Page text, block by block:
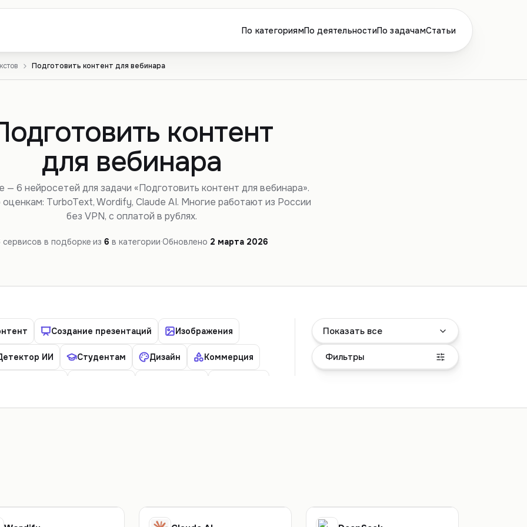
По категориямПо деятельностиПо задачамСтатьи
Подготовить контент для вебинара
контент
для вебинара
— 6 нейросетей для задачи «Подготовить контент для вебинара».
TurboText, Wordify, Claude AI. Многие работают из России
без VPN, с оплатой в рублях.
сервисов в подборке·из 6 в категории·Обновлено 2 марта 2026
Создание презентаций Изображения
ИИ Студентам Дизайн Коммерция
интерьера Дипфейк
Недвижимость
Показать все
Фильтры